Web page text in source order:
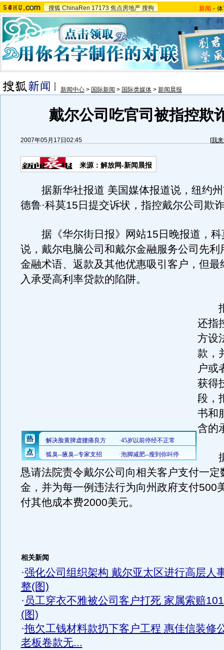
搜狐 ChinaRen 17173 焦点房地产 搜狗 新闻 -
新闻中心 > 国际新闻 > 国际类媒体 > 新闻晨报
戴尔公司吃官司被指控欺
2007年05月17日02:45 [我
来源：解放网-新闻晨报
据新华社报道 美国媒体报道说，纽约州
德鲁·科莫15日提交诉状，指控戴尔公司欺
据《华尔街日报》网站15日晚报道，科
说，戴尔电脑公司和戴尔金融服务公司先利
金融术语、返款及其他优惠吸引客户，但最
入承受高利率贷款的陷阱。
报
还指
方设
款，
户或
获得
段，
书和
含的
据
恳请法院责令戴尔公司向相关客户支付一定
金，并为每一例违法行为向州政府支付500
付其他成本费2000美元。
相关新闻
·强化公司组织架构 戴尔亚太区进行高层人
整(图)
· 员工穿衣不雅被公司客户打死 家属索赔
(图)
·拖欠工钱材料款扔下客户工程 惠佳信装修
老板卷款无...